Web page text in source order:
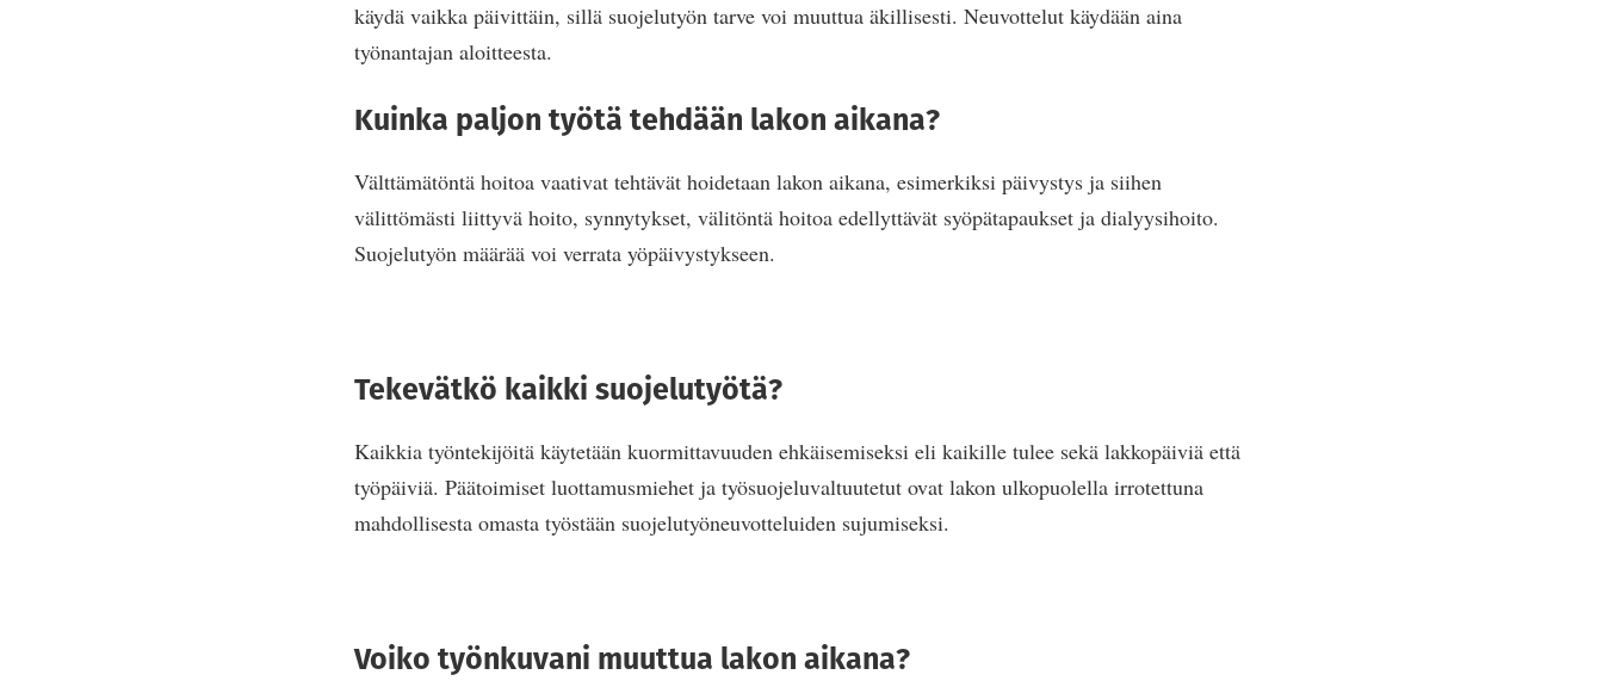
käydä vaikka päivittäin, sillä suojelutyön tarve voi muuttua äkillisesti. Neuvottelut käydään aina
työnantajan aloitteesta.
Kuinka paljon työtä tehdään lakon aikana?
Välttämätöntä hoitoa vaativat tehtävät hoidetaan lakon aikana, esimerkiksi päivystys ja siihen
välittömästi liittyvä hoito, synnytykset, välitöntä hoitoa edellyttävät syöpätapaukset ja dialyysihoito.
Suojelutyön määrää voi verrata yöpäivystykseen.
Tekevätkö kaikki suojelutyötä?
Kaikkia työntekijöitä käytetään kuormittavuuden ehkäisemiseksi eli kaikille tulee sekä lakkopäiviä että
työpäiviä. Päätoimiset luottamusmiehet ja työsuojeluvaltuutetut ovat lakon ulkopuolella irrotettuna
mahdollisesta omasta työstään suojelutyöneuvotteluiden sujumiseksi.
Voiko työnkuvani muuttua lakon aikana?